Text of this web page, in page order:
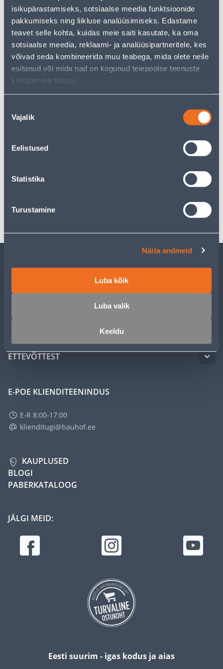
isikupärastamiseks, sotsiaalse meedia funktsioonide
pakkumiseks ning liikluse analüüsimiseks. Edastame
teavet selle kohta, kuidas meie saiti kasutate, ka oma
sotsiaalse meedia, reklaami- ja analüüsipartneritele, kes
võivad seda kombineerida muu teabega, mida olete neile
esitanud või mida nad on kogunud teiepoolse teenuste
kasutamise käigus.
valik
Vajalik
Eelistused
Statistika
Turustamine
Näita andmeid
Luba kõik
Luba valik
Keeldu
Teie ostlemisrõõm ei pea aga siin lõppema - oma
uurimistööd saate jätkata, naastesavalehelevõi
kasutades meie võimsat otsingufunktsiooni, et leida
veelgi meelepärasemad valikuid. Head ostlemist!
• Patarei Lithium CR2016.
• 14-päevane tagastusõigus.
Spetsifikatsioon
Transport
ETTEVÕTTEST
E-POE KLIENDITEENINDUS
E-R 8:00-17:00
klienditugi@bauhof.ee
KAUPLUSED
BLOGI
PABERKATALOOG
JÄLGI MEID:
Eesti suurim - igas kodus ja aias